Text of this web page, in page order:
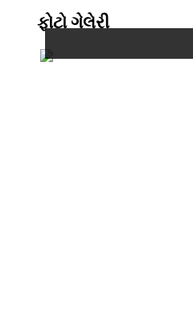
ફોટો ગેલેરી